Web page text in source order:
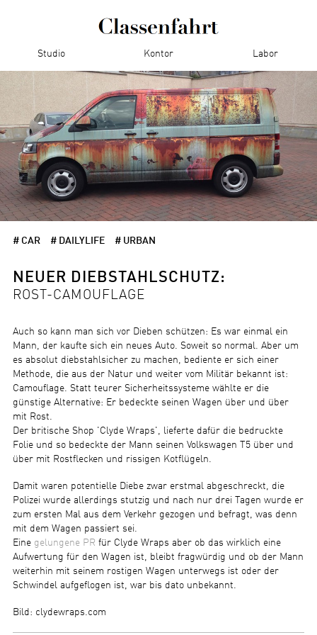
Studio Kontor Labor
# CAR # DAILYLIFE # URBAN
NEUER DIEBSTAHLSCHUTZ:
ROST-CAMOUFLAGE
Auch so kann man sich vor Dieben schützen: Es war einmal ein
Mann, der kaufte sich ein neues Auto. Soweit so normal. Aber um
es absolut diebstahlsicher zu machen, bediente er sich einer
Methode, die aus der Natur und weiter vom Militär bekannt ist:
Camouflage. Statt teurer Sicherheitssysteme wählte er die
günstige Alternative: Er bedeckte seinen Wagen über und über
mit Rost.
Der britische Shop 'Clyde Wraps', lieferte dafür die bedruckte
Folie und so bedeckte der Mann seinen Volkswagen T5 über und
über mit Rostflecken und rissigen Kotflügeln.
Damit waren potentielle Diebe zwar erstmal abgeschreckt, die
Polizei wurde allerdings stutzig und nach nur drei Tagen wurde er
zum ersten Mal aus dem Verkehr gezogen und befragt, was denn
mit dem Wagen passiert sei.
Eine gelungene PR für Clyde Wraps aber ob das wirklich eine
Aufwertung für den Wagen ist, bleibt fragwürdig und ob der Mann
weiterhin mit seinem rostigen Wagen unterwegs ist oder der
Schwindel aufgeflogen ist, war bis dato unbekannt.
Bild: clydewraps.com